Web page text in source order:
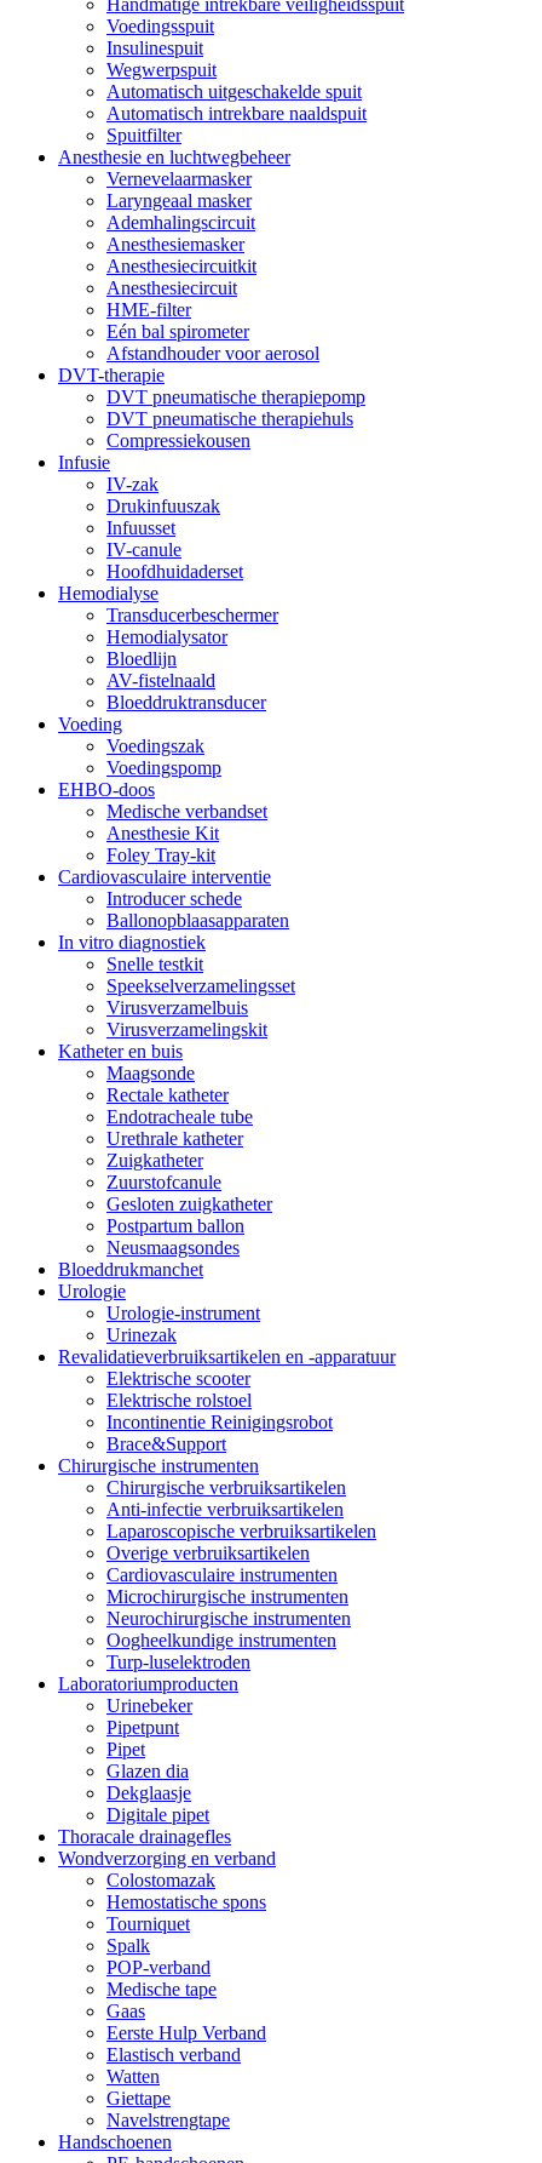
Voedingsspuit
Insulinespuit
Wegwerpspuit
Automatisch uitgeschakelde spuit
Automatisch intrekbare naaldspuit
Spuitfilter
Anesthesie en luchtwegbeheer
Vernevelaarmasker
Laryngeaal masker
Ademhalingscircuit
Anesthesiemasker
Anesthesiecircuitkit
Anesthesiecircuit
HME-filter
Eén bal spirometer
Afstandhouder voor aerosol
DVT-therapie
DVT pneumatische therapiepomp
DVT pneumatische therapiehuls
Compressiekousen
Infusie
IV-zak
Drukinfuuszak
Infuusset
IV-canule
Hoofdhuidaderset
Hemodialyse
Transducerbeschermer
Hemodialysator
Bloedlijn
AV-fistelnaald
Bloeddruktransducer
Voeding
Voedingszak
Voedingspomp
EHBO-doos
Medische verbandset
Anesthesie Kit
Foley Tray-kit
Cardiovasculaire interventie
Introducer schede
Ballonopblaasapparaten
In vitro diagnostiek
Snelle testkit
Speekselverzamelingsset
Virusverzamelbuis
Virusverzamelingskit
Katheter en buis
Maagsonde
Rectale katheter
Endotracheale tube
Urethrale katheter
Zuigkatheter
Zuurstofcanule
Gesloten zuigkatheter
Postpartum ballon
Neusmaagsondes
Bloeddrukmanchet
Urologie
Urologie-instrument
Urinezak
Revalidatieverbruiksartikelen en -apparatuur
Elektrische scooter
Elektrische rolstoel
Incontinentie Reinigingsrobot
Brace&Support
Chirurgische instrumenten
Chirurgische verbruiksartikelen
Anti-infectie verbruiksartikelen
Laparoscopische verbruiksartikelen
Overige verbruiksartikelen
Cardiovasculaire instrumenten
Microchirurgische instrumenten
Neurochirurgische instrumenten
Oogheelkundige instrumenten
Turp-luselektroden
Laboratoriumproducten
Urinebeker
Pipetpunt
Pipet
Glazen dia
Dekglaasje
Digitale pipet
Thoracale drainagefles
Wondverzorging en verband
Colostomazak
Hemostatische spons
Tourniquet
Spalk
POP-verband
Medische tape
Gaas
Eerste Hulp Verband
Elastisch verband
Watten
Giettape
Navelstrengtape
Handschoenen